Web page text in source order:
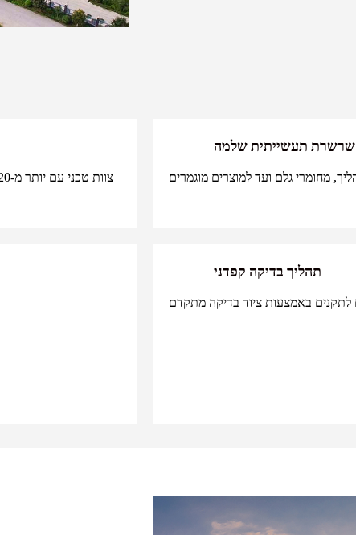
שרשרת תעשייתית שלמה
תהליך בדיקה קפדני